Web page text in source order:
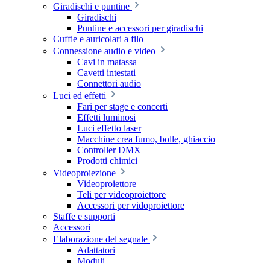
Giradischi e puntine
Giradischi
Puntine e accessori per giradischi
Cuffie e auricolari a filo
Connessione audio e video
Cavi in matassa
Cavetti intestati
Connettori audio
Luci ed effetti
Fari per stage e concerti
Effetti luminosi
Luci effetto laser
Macchine crea fumo, bolle, ghiaccio
Controller DMX
Prodotti chimici
Videoproiezione
Videoproiettore
Teli per videoproiettore
Accessori per vidoproiettore
Staffe e supporti
Accessori
Elaborazione del segnale
Adattatori
Moduli